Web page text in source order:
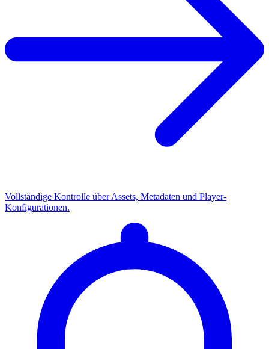
Vollständige Kontrolle über Assets, Metadaten und Player-
Konfigurationen.